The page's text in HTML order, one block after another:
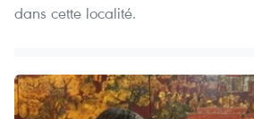
dans cette localité.